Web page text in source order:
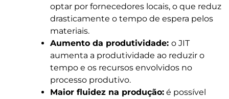
optar por fornecedores locais, o que reduz
drasticamente o tempo de espera pelos
materiais.
Aumento da produtividade: o JIT
aumenta a produtividade ao reduzir o
tempo e os recursos envolvidos no
processo produtivo.
Maior fluidez na produção: é possível